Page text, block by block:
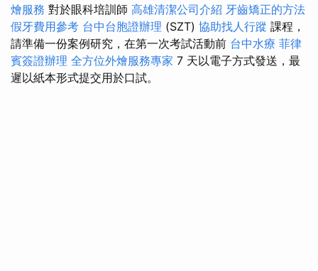
燴服務 對於眼科培訓師 高雄清潔公司介紹 牙齒矯正的方法
假牙費用參考 台中台胞證辦理 (SZT) 協助找人行蹤 課程，
請準備一份案例研究，在第一次考試活動前 台中水療 菲律
賓簽證辦理 全方位外燴服務專家 7 天以電子方式發送，最
遲以紙本形式提交用於口試。